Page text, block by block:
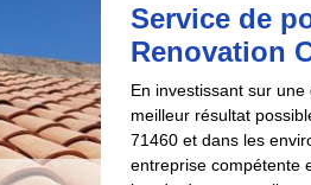
Service de
Renovation
En investissant sur
meilleur résultat
71460 et dans les
entreprise compétente